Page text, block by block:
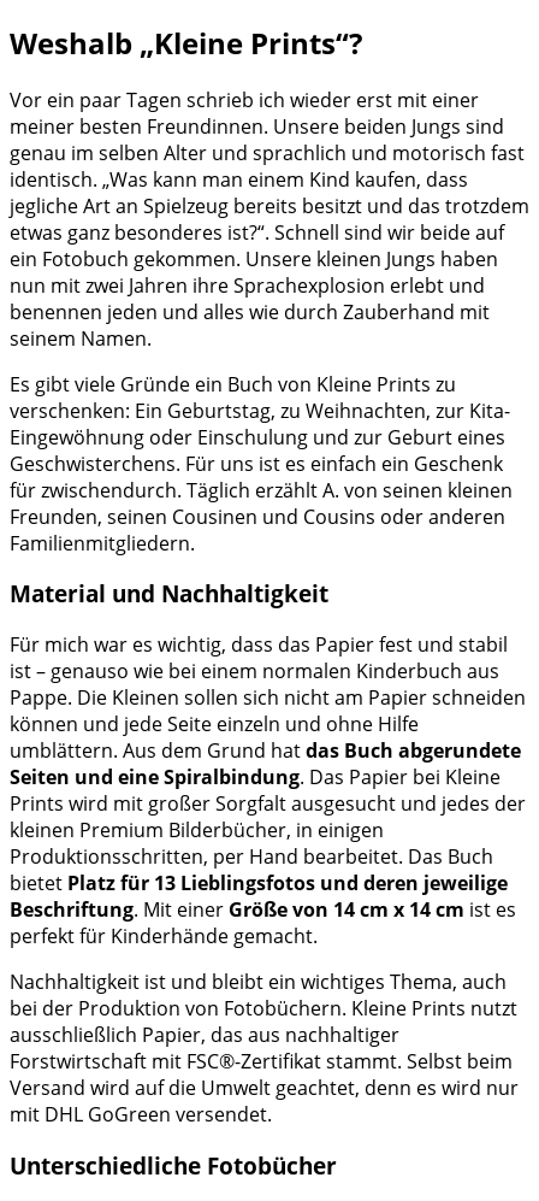
Weshalb „Kleine Prints“?
Vor ein paar Tagen schrieb ich wieder erst mit einer
meiner besten Freundinnen. Unsere beiden Jungs sind
genau im selben Alter und sprachlich und motorisch fast
identisch. „Was kann man einem Kind kaufen, dass
jegliche Art an Spielzeug bereits besitzt und das trotzdem
etwas ganz besonderes ist?“. Schnell sind wir beide auf
ein Fotobuch gekommen. Unsere kleinen Jungs haben
nun mit zwei Jahren ihre Sprachexplosion erlebt und
benennen jeden und alles wie durch Zauberhand mit
seinem Namen.
Es gibt viele Gründe ein Buch von Kleine Prints zu
verschenken: Ein Geburtstag, zu Weihnachten, zur Kita-
Eingewöhnung oder Einschulung und zur Geburt eines
Geschwisterchens. Für uns ist es einfach ein Geschenk
für zwischendurch. Täglich erzählt A. von seinen kleinen
Freunden, seinen Cousinen und Cousins oder anderen
Familienmitgliedern.
Material und Nachhaltigkeit
Für mich war es wichtig, dass das Papier fest und stabil
ist – genauso wie bei einem normalen Kinderbuch aus
Pappe. Die Kleinen sollen sich nicht am Papier schneiden
können und jede Seite einzeln und ohne Hilfe
umblättern. Aus dem Grund hatdas Buch abgerundete
Seiten und eine Spiralbindung. Das Papier bei Kleine
Prints wird mit großer Sorgfalt ausgesucht und jedes der
kleinen Premium Bilderbücher, in einigen
Produktionsschritten, per Hand bearbeitet. Das Buch
bietet Platz für 13 Lieblingsfotos und deren jeweilige
Beschriftung. Mit einer Größe von 14 cm x 14 cm ist es
perfekt für Kinderhände gemacht.
Nachhaltigkeit ist und bleibt ein wichtiges Thema, auch
bei der Produktion von Fotobüchern. Kleine Prints nutzt
ausschließlich Papier, das aus nachhaltiger
Forstwirtschaft mit FSC®-Zertifikat stammt. Selbst beim
Versand wird auf die Umwelt geachtet, denn es wird nur
mit DHL GoGreen versendet.
Unterschiedliche Fotobücher